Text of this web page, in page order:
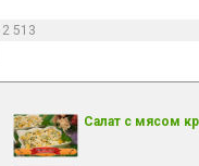
2 513
Салат с мясом